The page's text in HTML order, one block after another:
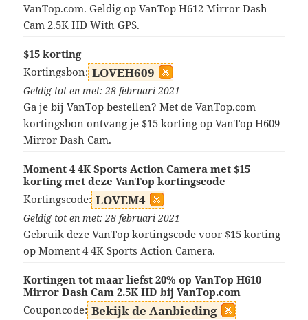
VanTop.com. Geldig op VanTop H612 Mirror Dash
Cam 2.5K HD With GPS.
$15 korting
Kortingsbon: LOVEH609
Geldig tot en met: 28 februari 2021
Ga je bij VanTop bestellen? Met de VanTop.com
kortingsbon ontvang je $15 korting op VanTop H609
Mirror Dash Cam.
Moment 4 4K Sports Action Camera met $15
korting met deze VanTop kortingscode
Kortingscode: LOVEM4
Geldig tot en met: 28 februari 2021
Gebruik deze VanTop kortingscode voor $15 korting
op Moment 4 4K Sports Action Camera.
Kortingen tot maar liefst 20% op VanTop H610
Mirror Dash Cam 2.5K HD bij VanTop.com
Couponcode: Bekijk de Aanbieding